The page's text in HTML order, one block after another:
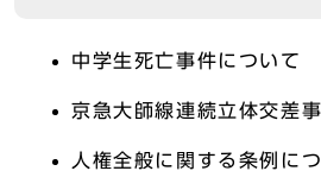
中学生死亡事件について
京急大師線連続立体交差
人権全般に関する条例に